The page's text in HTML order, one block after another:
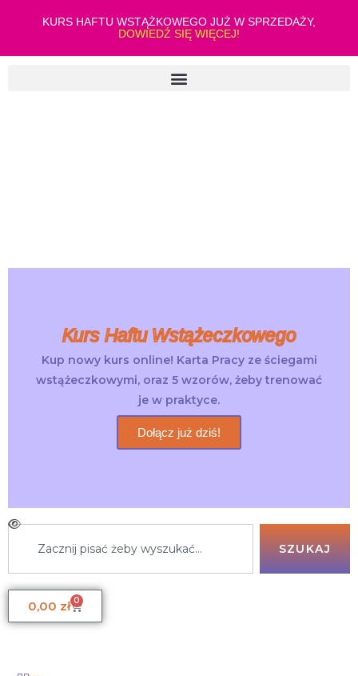
KURS HAFTU WSTĄŻKOWEGO JUŻ W SPRZEDAŻY,
DOWIEDŹ SIĘ WIĘCEJ!
Kurs Haftu Wstążeczkowego
Kup nowy kurs online! Karta Pracy ze ściegami
wstążeczkowymi, oraz 5 wzorów, żeby trenować
je w praktyce.
Dołącz już dziś!
SZUKAJ
0,00 zł 0